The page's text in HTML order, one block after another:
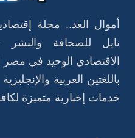
أموال الغد.. مجلة
نايل للصحافة والنشر
الاقتصادي الوحيد في مصر
باللغتين العربية
خدمات إخبارية متميزة